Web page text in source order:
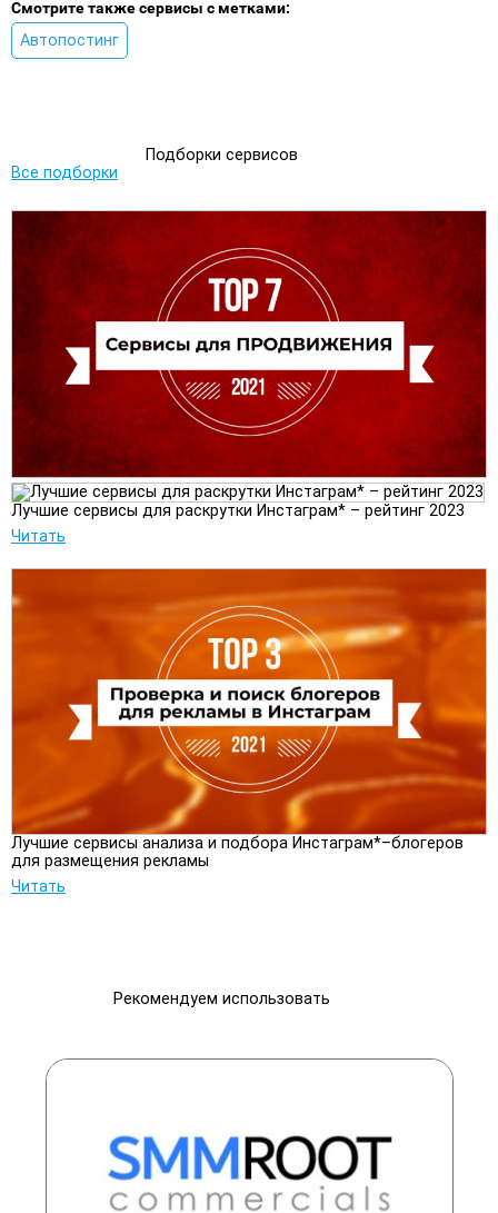
Смотрите также сервисы с метками:
Автопостинг
Подборки сервисов
Все подборки
Лучшие сервисы для раскрутки Инстаграм* – рейтинг 2023
Читать
Лучшие сервисы анализа и подбора Инстаграм*–блогеров
для размещения рекламы
Читать
Рекомендуем использовать